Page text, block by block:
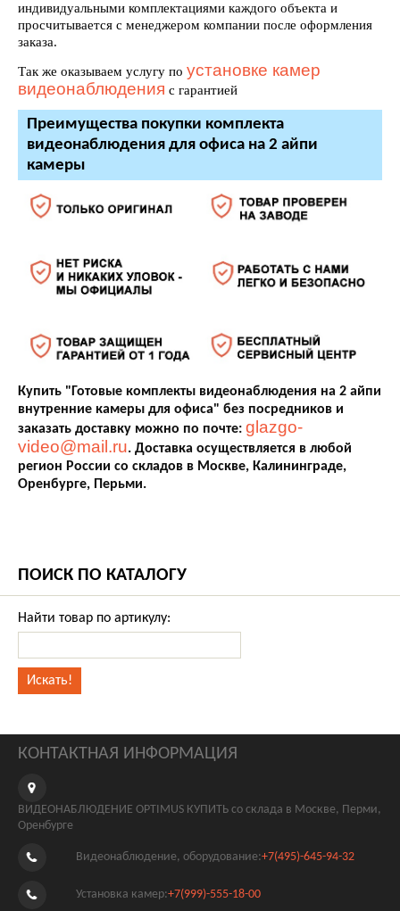
индивидуальными комплектациями каждого объекта и
просчитывается с менеджером компании после оформления
заказа.
Так же оказываем услугу по установке камер
видеонаблюдения с гарантией
Преимущества покупки комплекта
видеонаблюдения для офиса на 2 айпи
камеры
Купить "Готовые комплекты видеонаблюдения на 2 айпи
внутренние камеры для офиса" без посредников и
заказать доставку можно по почте: glazgo-
video@mail.ru. Доставка осуществляется в любой
регион России со складов в Москве, Калининграде,
Оренбурге, Перьми.
ПОИСК ПО КАТАЛОГУ
Найти товар по артикулу:
КОНТАКТНАЯ ИНФОРМАЦИЯ
ВИДЕОНАБЛЮДЕНИЕ OPTIMUS КУПИТЬ со склада в Москве, Перми,
Оренбурге
Видеонаблюдение, оборудование:+7(495)-645-94-32
Установка камер:+7(999)-555-18-00